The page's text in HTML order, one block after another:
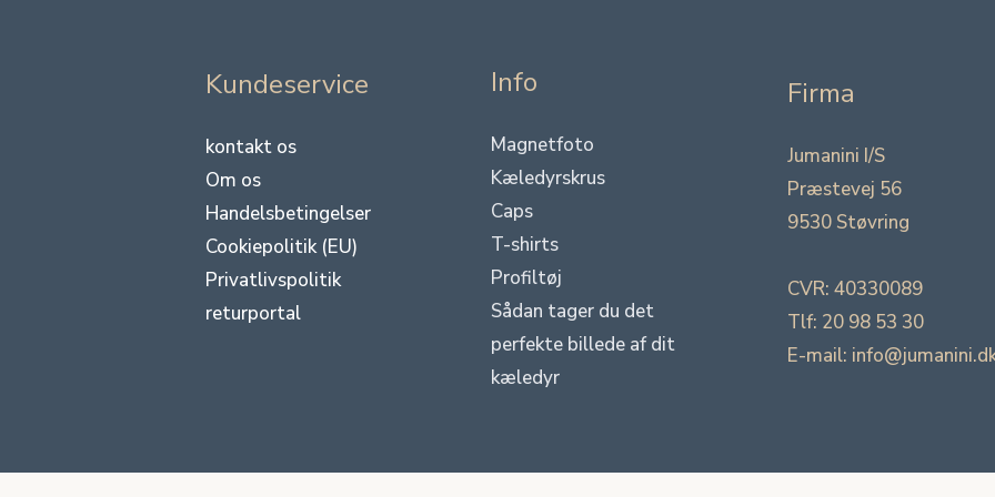
Kundeservice
kontakt os
Om os
Handelsbetingelser
Cookiepolitik (EU)
Privatlivspolitik
returportal
Info
Magnetfoto
Kæledyrskrus
Caps
T-shirts
Profiltøj
Sådan tager du det
perfekte billede af dit
kæledyr
Firma
Jumanini I/S
Præstevej 56
9530 Støvring
CVR: 40330089
Tlf: 20 98 53 30
E-mail: